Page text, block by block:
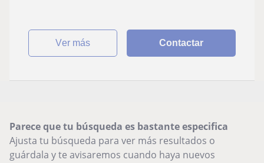
ver más Contactar
Parece que tu búsqueda es bastante especifica
Ajusta tu búsqueda para ver más resultados o
guárdala y te avisaremos cuando haya nuevos